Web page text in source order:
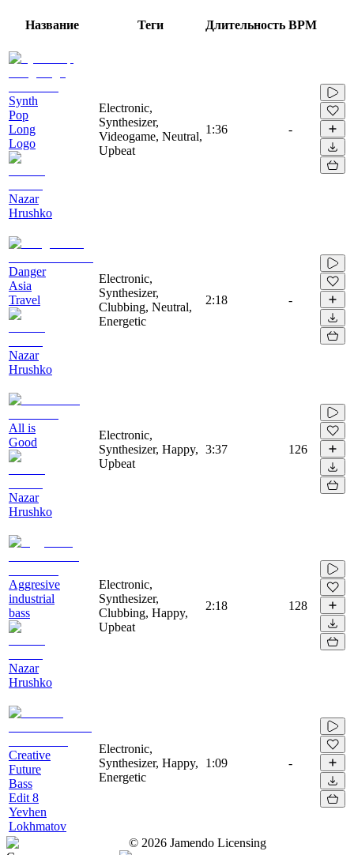
Название Теги Длительность BPM
Synth
Pop
Long
Logo
Nazar
Hrushko
Electronic,
Synthesizer,
Videogame, Neutral,
Upbeat
1:36 -
Danger
Asia
Travel
Nazar
Hrushko
Electronic,
Synthesizer,
Clubbing, Neutral,
Energetic
2:18 -
All is
Good
Nazar
Hrushko
Electronic,
Synthesizer, Happy,
Upbeat
3:37 126
Aggresive
industrial
bass
Nazar
Hrushko
Electronic,
Synthesizer,
Clubbing, Happy,
Upbeat
2:18 128
Creative
Future
Bass
Edit 8
Yevhen
Lokhmatov
Electronic,
Synthesizer, Happy,
Energetic
1:09 -
© 2026 Jamendo Licensing